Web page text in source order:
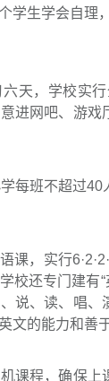
学生学会自理
天，学校实
进网吧、游
每班不超过
课，实行
校还专门建有
说、读、唱
文的能力和善
课程，确保